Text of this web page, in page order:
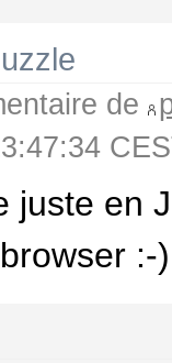
de
juste en
:-)